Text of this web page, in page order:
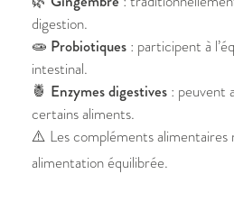
digestion.
🧫 Probiotiques : participent à
intestinal.
🍍 Enzymes digestives : peuvent
certains aliments.
⚠️ Les compléments alimentaires
alimentation équilibrée.